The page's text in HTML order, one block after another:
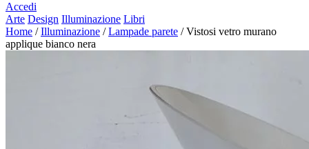
Accedi
Arte Design Illuminazione Libri
Home / Illuminazione / Lampade parete / Vistosi vetro murano
applique bianco nera